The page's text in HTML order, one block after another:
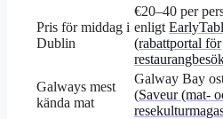
Pris för middag i
Dublin
€20–40 per
enligt
(rabattportal för
Galways mest
kända mat
Galway Bay
(Saveur (mat-